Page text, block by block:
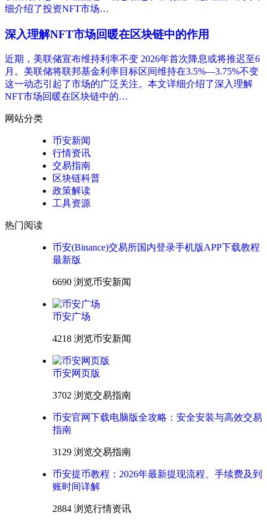
细介绍了投资NFT市场…
深入理解NFT市场回暖在区块链中的作用
近期，美联储宣布维持利率不变 2026年首次降息或将推迟至6
月。美联储将联邦基金利率目标区间维持在3.5%—3.75%不变
这一动态引起了市场的广泛关注。本文详细介绍了深入理解
NFT市场回暖在区块链中的…
网站分类
币安新闻
行情资讯
交易指南
区块链科普
政策解读
工具资源
热门阅读
币安(Binance)交易所国内登录手机版APP下载教程
最新版
6690 浏览币安新闻
币安广场
4218 浏览币安新闻
币安网页版
3702 浏览交易指南
币安官网下载电脑版全攻略：安全安装与高效交易
指南
3129 浏览交易指南
币安提币教程：2026年最新提现流程、手续费及到
账时间详解
2884 浏览行情资讯